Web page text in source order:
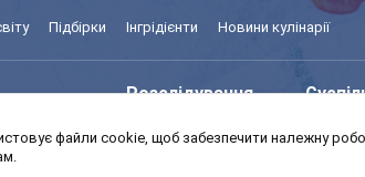
Підбірки Інгрідієнти Новини кулінарії
Розслідування
Авто
файли cookie, щоб забезпечити належну